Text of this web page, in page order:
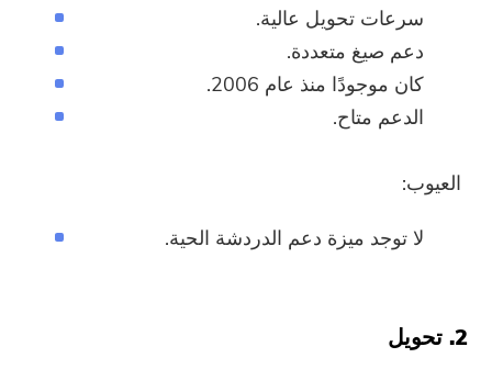
سرعات تحويل عالية.
دعم صيغ متعددة.
كان موجودًا منذ عام 2006.
الدعم متاح.
العيوب:
لا توجد ميزة دعم الدردشة الحية.
2. تحويل